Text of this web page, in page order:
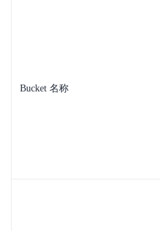
相关协议
Bucket 名称